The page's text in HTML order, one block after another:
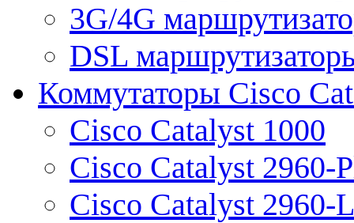
3G/4G
DSL
Коммутаторы Cisco
Cisco Catalyst 1000
Cisco Catalyst 2960-
Cisco Catalyst 2960-L